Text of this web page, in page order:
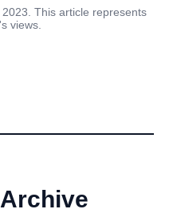
This article represents
views.